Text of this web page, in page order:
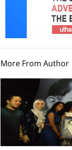
More From Author